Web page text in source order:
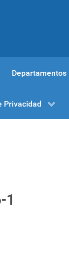
Departamentos
Privacidad
1